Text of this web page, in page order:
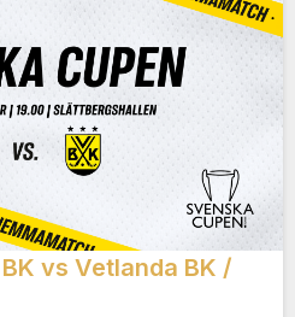
vs Vetlanda BK /